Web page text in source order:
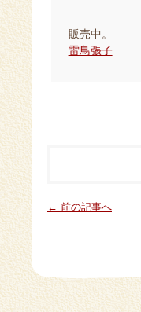
販売中。
雷鳥張子
← 前の記事へ